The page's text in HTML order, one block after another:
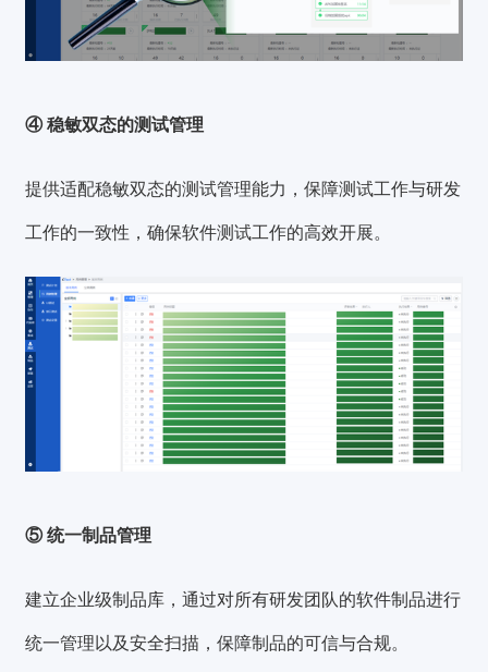
④ 稳敏双态的测试管理
提供适配稳敏双态的测试管理能力，保障测试工作与研发
工作的一致性，确保软件测试工作的高效开展。
⑤ 统一制品管理
建立企业级制品库，通过对所有研发团队的软件制品进行
统一管理以及安全扫描，保障制品的可信与合规。